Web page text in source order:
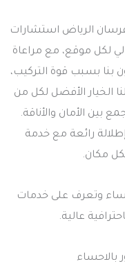
الرياض استشارات
لكل موقع، مع مراعاة
بنا بسبب قوة التركيب،
الخيار الأفضل لكل من
بين الأمان والأناقة.
رائعة مع خدمة
مكان.
وتعرف على خدمات
عالية.
بالاحساء